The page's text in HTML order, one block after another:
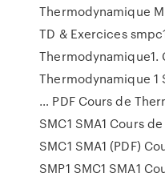
Thermodynamique
TD & Exercices
Thermodynamique1.
Thermodynamique 1
… PDF Cours de
SMC1 SMA1 Cours
SMC1 SMA1 (PDF)
SMP1 SMC1 SMA1